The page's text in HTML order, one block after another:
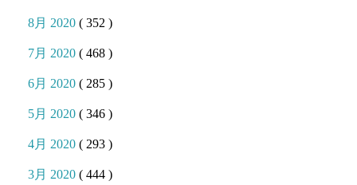
8月 2020( 352 )
7月 2020( 468 )
6月 2020( 285 )
5月 2020( 346 )
4月 2020( 293 )
3月 2020( 444 )